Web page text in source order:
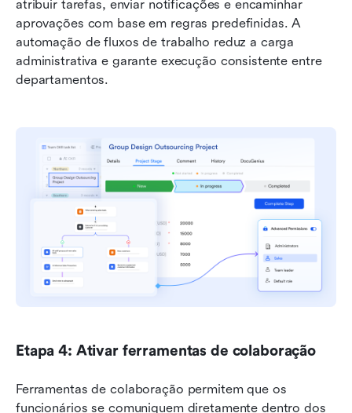
atribuir tarefas, enviar notificações e encaminhar
aprovações com base em regras predefinidas. A
automação de fluxos de trabalho reduz a carga
administrativa e garante execução consistente entre
departamentos.
Etapa 4: Ativar ferramentas de colaboração
Ferramentas de colaboração permitem que os
funcionários se comuniquem diretamente dentro dos